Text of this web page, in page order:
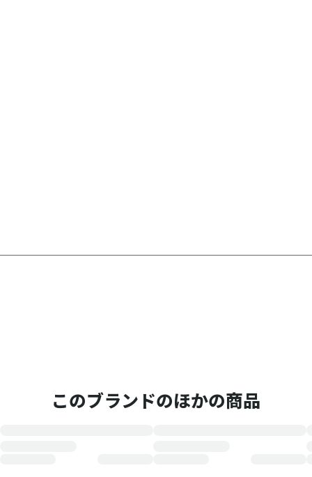
このブランドのほかの商品